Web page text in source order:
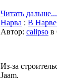
Читать дальше...
Нарва : В Нарве
Автор: calipso в
Из-за
Jaam.